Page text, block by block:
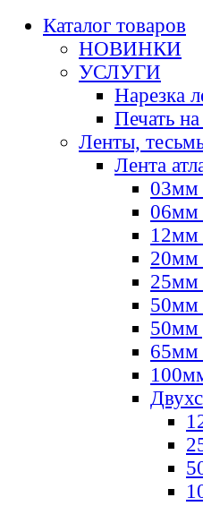
Каталог товаров
НОВИНКИ
УСЛУГИ
Нарезка
Печать
Ленты,
Лента
03мм
06мм
12мм
20мм
25мм
50мм
50мм
65мм